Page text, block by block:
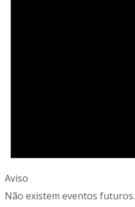
Aviso
Não existem eventos futuros.